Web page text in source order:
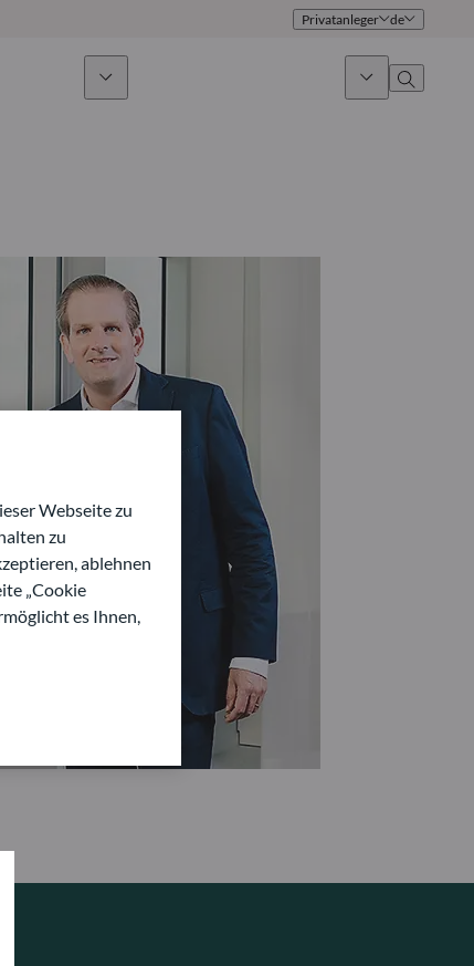
Privatanleger de
Publikationen
Webseite zu
zu
ablehnen
„Cookie
es Ihnen,